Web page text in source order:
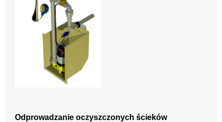
Odprowadzanie oczyszczonych ścieków